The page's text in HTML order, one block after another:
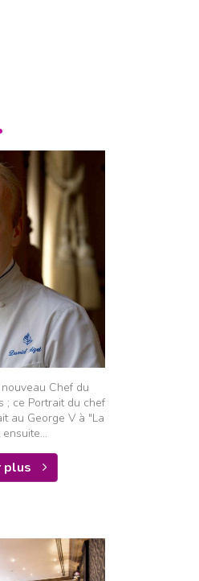
Chef du
; ce Portrait du chef
au George V à "La
plus